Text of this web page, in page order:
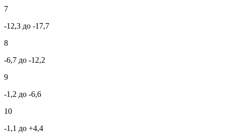
7
-12,3 до -17,7
8
-6,7 до -12,2
9
-1,2 до -6,6
10
-1,1 до +4,4